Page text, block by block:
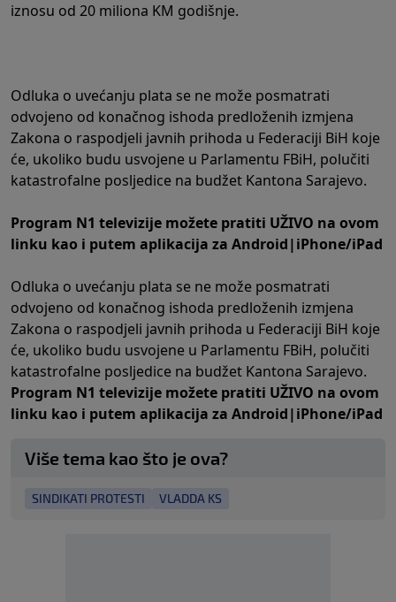
iznosu od 20 miliona KM godišnje.
Odluka o uvećanju plata se ne može posmatrati
odvojeno od konačnog ishoda predloženih izmjena
Zakona o raspodjeli javnih prihoda u Federaciji BiH koje
će, ukoliko budu usvojene u Parlamentu FBiH, polučiti
katastrofalne posljedice na budžet Kantona Sarajevo.
Program N1 televizije možete pratiti UŽIVO na ovom
linku kao i putem aplikacija za Android|iPhone/iPad
Odluka o uvećanju plata se ne može posmatrati
odvojeno od konačnog ishoda predloženih izmjena
Zakona o raspodjeli javnih prihoda u Federaciji BiH koje
će, ukoliko budu usvojene u Parlamentu FBiH, polučiti
katastrofalne posljedice na budžet Kantona Sarajevo.
Program N1 televizije možete pratiti UŽIVO na ovom
linku kao i putem aplikacija za Android|iPhone/iPad
Više tema kao što je ova?
SINDIKATI PROTESTI VLADDA KS